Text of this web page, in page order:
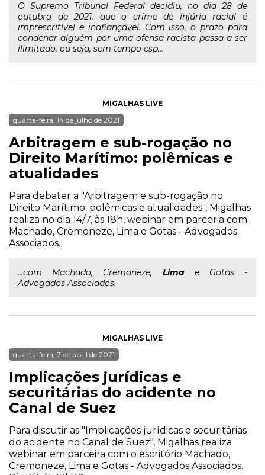
O Supremo Tribunal Federal decidiu, no dia 28 de
outubro de 2021, que o crime de injúria racial é
imprescritível e inafiançável. Com isso, o prazo para
condenar alguém por uma ofensa racista passa a ser
ilimitado, ou seja, sem tempo esp...
MIGALHAS LIVE
quarta-feira, 14 de julho de 2021
Arbitragem e sub-rogação no
Direito Marítimo: polêmicas e
atualidades
Para debater a "Arbitragem e sub-rogação no
Direito Marítimo: polêmicas e atualidades", Migalhas
realiza no dia 14/7, às 18h, webinar em parceria com
Machado, Cremoneze, Lima e Gotas - Advogados
Associados.
...com Machado, Cremoneze, Limae Gotas -
Advogados Associados.
MIGALHAS LIVE
quarta-feira, 7 de abril de 2021
Implicações jurídicas e
securitárias do acidente no
Canal de Suez
Para discutir as "Implicações jurídicas e securitárias
do acidente no Canal de Suez", Migalhas realiza
webinar em parceira com o escritório Machado,
Cremoneze, Lima e Gotas - Advogados Associados.